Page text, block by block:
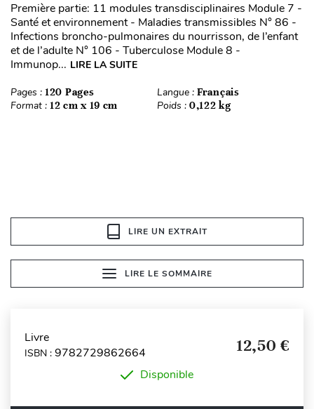
Première partie: 11 modules transdisciplinaires Module 7 -
Santé et environnement - Maladies transmissibles N° 86 -
Infections broncho-pulmonaires du nourrisson, de l’enfant
et de l’adulte N° 106 - Tuberculose Module 8 -
Immunop... LIRE LA SUITE
Pages : 120 Pages Langue : Français
Format : 12 cm x 19 cm Poids : 0,122 kg
LIRE UN EXTRAIT
LIRE LE SOMMAIRE
Livre
ISBN : 9782729862664 12,50 €
Disponible